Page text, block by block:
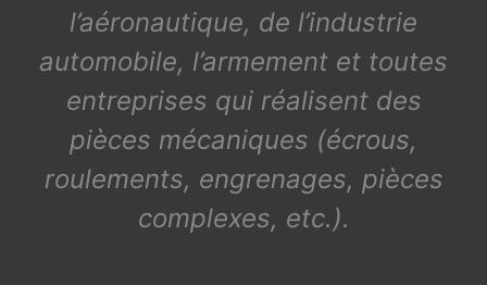
l’aéronautique, de l’industrie
automobile, l’armement et toutes
entreprises qui réalisent des
pièces mécaniques (écrous,
roulements, engrenages, pièces
complexes, etc.).